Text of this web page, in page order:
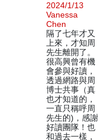
2024/1/13
Vanessa
Chen
隔了七年才又
上來，才知周
先生離開了。
很高興曾有機
會參與好讀，
透過網路與周
博士共事（真
也才知道的，
一直只稱呼周
先生的)，感謝
好讀團隊！也
和過去一樣，